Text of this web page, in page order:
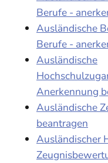
Berufe -
Ausländische
Berufe -
Ausländische
Anerkennung
Ausländische
beantragen
Ausländischer